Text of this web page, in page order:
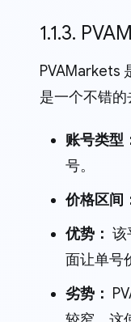
1.1.3.
PVAMarkets
是一个不错的
账号类型
号。
价格区间
优势： 该
面让单号
劣势：